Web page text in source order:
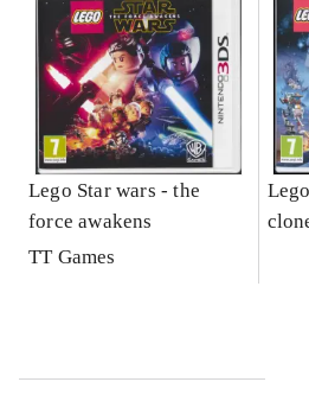
Lego Star wars - the
force awakens
TT Games